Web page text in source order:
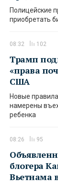
Полицейские
приобретать
08:32 102
Трамп
«права
США
Новые
намерены
ребенка
08:26 95
блогера
Вьетнама